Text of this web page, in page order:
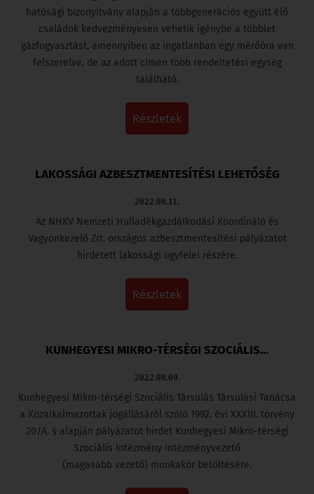
hatósági bizonyítvány alapján a többgenerációs együtt élő
családok kedvezményesen vehetik igénybe a többlet
gázfogyasztást, amennyiben az ingatlanban egy mérőóra van
felszerelve, de az adott címen több rendeltetési egység
található.
részletek
LAKOSSÁGI AZBESZTMENTESÍTÉSI LEHETŐSÉG
2022.08.11.
Az NHKV Nemzeti Hulladékgazdálkodási Koordináló és
Vagyonkezelő Zrt. országos azbesztmentesítési pályázatot
hirdetett lakossági ügyfelei részére.
részletek
KUNHEGYESI MIKRO-TÉRSÉGI SZOCIÁLIS...
2022.08.09.
Kunhegyesi Mikro-térségi Szociális Társulás Társulási Tanácsa
a Közalkalmazottak jogállásáról szóló 1992. évi XXXIII. törvény
20/A. § alapján pályázatot hirdet Kunhegyesi Mikro-térségi
Szociális Intézmény intézményvezető
(magasabb vezető) munkakör betöltésére.